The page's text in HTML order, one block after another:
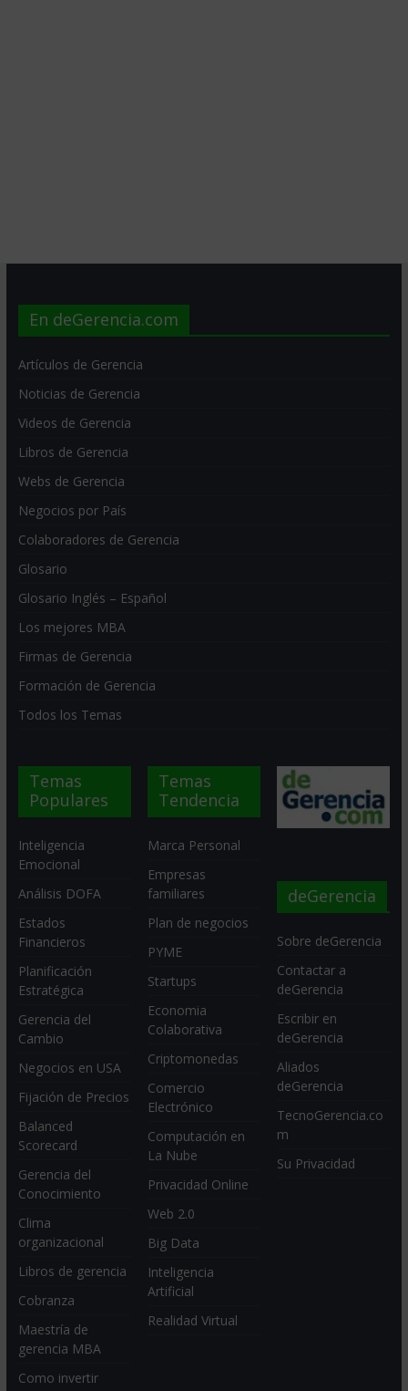
En deGerencia.com
Artículos de Gerencia
Noticias de Gerencia
Videos de Gerencia
Libros de Gerencia
Webs de Gerencia
Negocios por País
Colaboradores de Gerencia
Glosario
Glosario Inglés – Español
Los mejores MBA
Firmas de Gerencia
Formación de Gerencia
Todos los Temas
Temas
Populares
Inteligencia
Emocional
Análisis DOFA
Estados
Financieros
Planificación
Estratégica
Gerencia del
Cambio
Negocios en USA
Fijación de Precios
Balanced
Scorecard
Gerencia del
Conocimiento
Clima
organizacional
Libros de gerencia
Cobranza
Maestría de
gerencia MBA
Como invertir
Temas
Tendencia
Marca Personal
Empresas
familiares
Plan de negocios
PYME
Startups
Economia
Colaborativa
Criptomonedas
Comercio
Electrónico
Computación en
La Nube
Privacidad Online
Web 2.0
Big Data
Inteligencia
Artificial
Realidad Virtual
deGerencia
Sobre deGerencia
Contactar a
deGerencia
Escribir en
deGerencia
Aliados
deGerencia
TecnoGerencia.co
m
Su Privacidad